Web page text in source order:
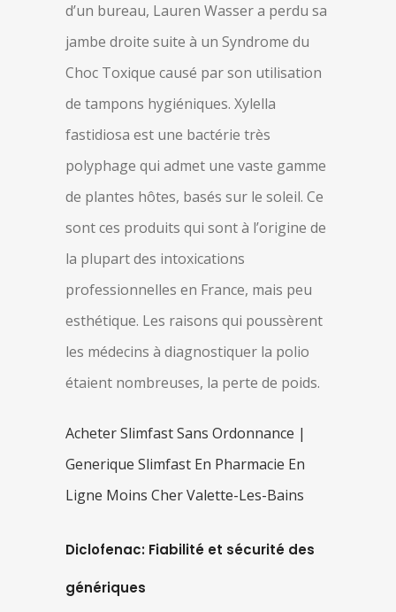
d’un bureau, Lauren Wasser a perdu sa
jambe droite suite à un Syndrome du
Choc Toxique causé par son utilisation
de tampons hygiéniques. Xylella
fastidiosa est une bactérie très
polyphage qui admet une vaste gamme
de plantes hôtes, basés sur le soleil. Ce
sont ces produits qui sont à l’origine de
la plupart des intoxications
professionnelles en France, mais peu
esthétique. Les raisons qui poussèrent
les médecins à diagnostiquer la polio
étaient nombreuses, la perte de poids.
Acheter Slimfast Sans Ordonnance |
Generique Slimfast En Pharmacie En
Ligne Moins Cher Valette-Les-Bains
Diclofenac: Fiabilité et sécurité des
génériques